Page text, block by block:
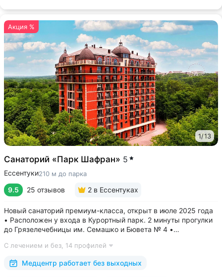
Акция %
1/13
Санаторий «Парк Шафран» 5
Ессентуки210 м до парка
9.5 25 отзывов 2 в Ессентуках
Новый санаторий премиум-класса, открыт в июле 2025 года
• Расположен у входа в Курортный парк. 2 минуты прогулки
до Грязелечебницы им. Семашко и Бювета № 4 •
Бесплатное посещение включено во все виды путёвок •
Трёхразовое питание...
С лечением и без, 14 профилей
Медцентр работает без выходных